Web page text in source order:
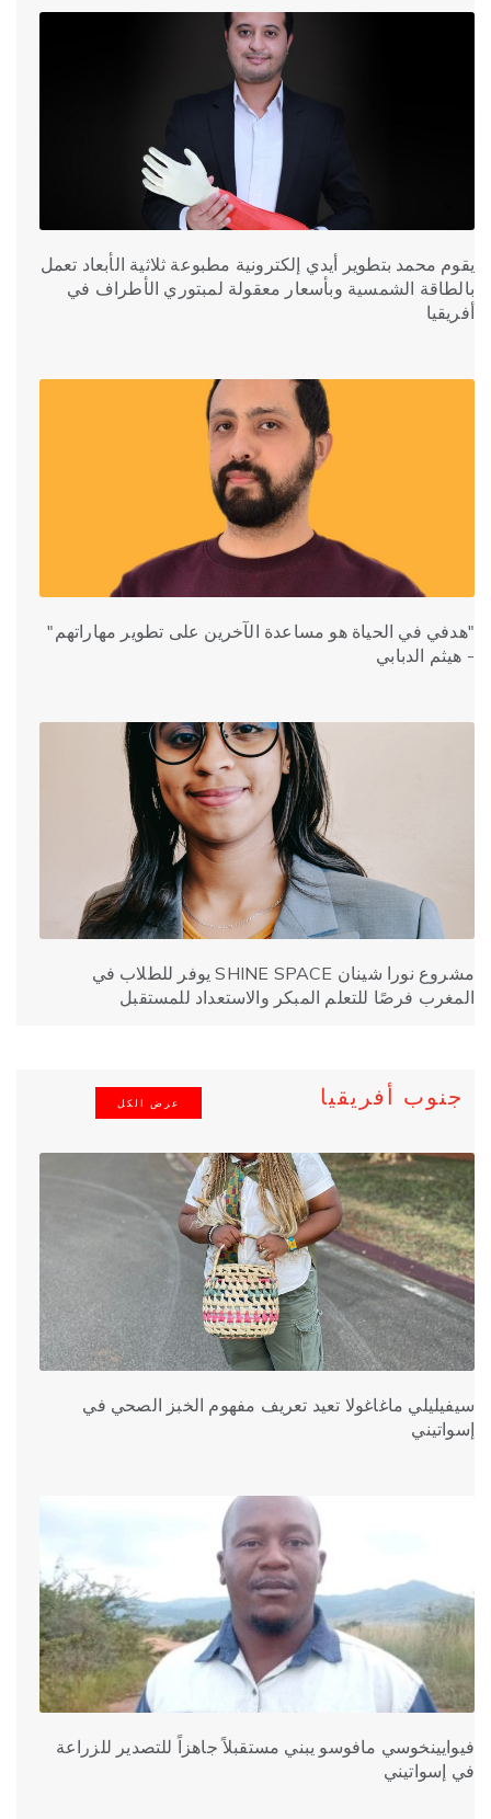
يقوم محمد بتطوير أيدي إلكترونية مطبوعة ثلاثية الأبعاد تعمل
بالطاقة الشمسية وبأسعار معقولة لمبتوري الأطراف في
أفريقيا
"هدفي في الحياة هو مساعدة الآخرين على تطوير مهاراتهم"
- هيثم الدبابي
مشروع نورا شينان SHINE SPACE يوفر للطلاب في
المغرب فرصًا للتعلم المبكر والاستعداد للمستقبل
جنوب أفريقيا عرض الكل
سيفيليلي ماغاغولا تعيد تعريف مفهوم الخبز الصحي في
إسواتيني
فيوايينخوسي مافوسو يبني مستقبلاً جاهزاً للتصدير للزراعة
في إسواتيني